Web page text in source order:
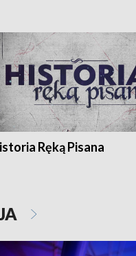
Ręką Pisana